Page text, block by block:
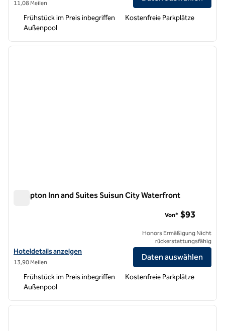
11,08 Meilen
Frühstück im Preis inbegriffen
Kostenfreie Parkplätze
Außenpool
1 von 11
Hampton Inn and Suites Suisun City Waterfront
Hoteldetails zum Hampton Inn and Suites Suisun City Waterfront
Hoteldetails anzeigen
13,90 Meilen
Von* $93
Honors Ermäßigung Nicht
rückerstattungsfähig
Daten auswählen
Frühstück im Preis inbegriffen
Kostenfreie Parkplätze
Außenpool
1 von 12